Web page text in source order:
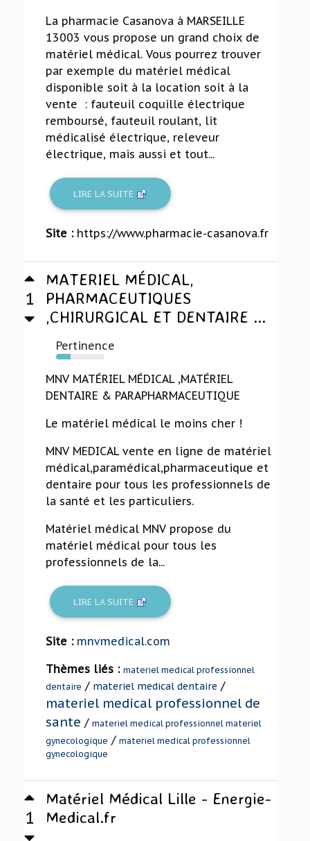
La pharmacie Casanova à MARSEILLE
13003 vous propose un grand choix de
matériel médical. Vous pourrez trouver
par exemple du matériel médical
disponible soit à la location soit à la
vente : fauteuil coquille électrique
remboursé, fauteuil roulant, lit
médicalisé électrique, releveur
électrique, mais aussi et tout...
LIRE LA SUITE
Site : https://www.pharmacie-casanova.fr
1
MATERIEL MÉDICAL,
PHARMACEUTIQUES
,CHIRURGICAL ET DENTAIRE ...
Pertinence
30%
MNV MATÉRIEL MÉDICAL ,MATÉRIEL
DENTAIRE & PARAPHARMACEUTIQUE
Le matériel médical le moins cher !
MNV MEDICAL vente en ligne de matériel
médical,paramédical,pharmaceutique et
dentaire pour tous les professionnels de
la santé et les particuliers.
Matériel médical MNV propose du
matériel médical pour tous les
professionnels de la...
LIRE LA SUITE
Site : mnvmedical.com
Thèmes liés : materiel medical professionnel
dentaire / materiel medical dentaire /
materiel medical professionnel de
sante / materiel medical professionnel materiel
gynecologique / materiel medical professionnel
gynecologique
1
Matériel Médical Lille - Energie-
Medical.fr